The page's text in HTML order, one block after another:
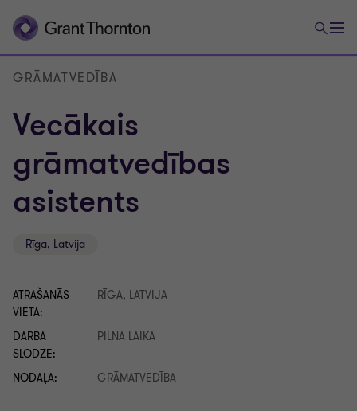
GRĀMATVEDĪBA
Vecākais
grāmatvedības
asistents
Rīga, Latvija
ATRAŠANĀS
VIETA:
RĪGA, LATVIJA
DARBA
SLODZE:
PILNA LAIKA
NODAĻA: GRĀMATVEDĪBA